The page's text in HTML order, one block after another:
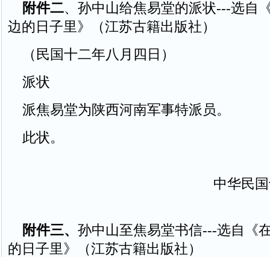
附件二、孙中山给焦易堂的派状---选自
边的日子里》（江苏古籍出版社）
（民国十二年八月四日）
派状
派焦易堂为陕西河南军事特派员。
此状。
中华民
附件三、 孙中山至焦易堂书信---选自《
的日子里》（江苏古籍出版社）